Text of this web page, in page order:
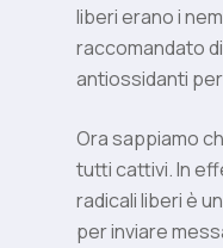
liberi erano i
raccomandato
antiossidanti
Ora sappiamo
tutti cattivi. In
radicali liberi è
per inviare